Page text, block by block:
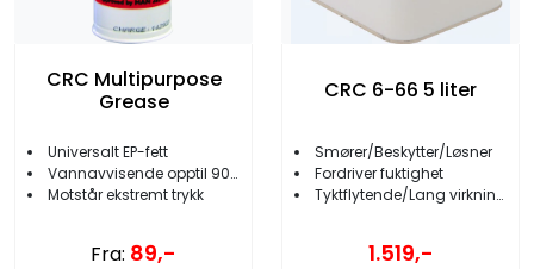
CRC Multipurpose
Grease
Universalt EP-fett
Vannavvisende opptil 90 grader C
Motstår ekstremt trykk
Fra: 89,-
CRC 6-66 5 liter
Smører/Beskytter/Løsner
Fordriver fuktighet
Tyktflytende/Lang virkningstid
1.519,-